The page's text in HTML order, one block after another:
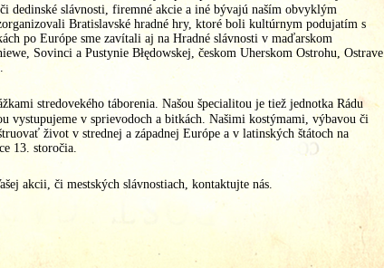
dedinské slávnosti, firemné akcie a iné bývajú naším obvyklým
Bratislavské hradné hry, ktoré boli kultúrnym podujatím s
po Európe sme zavítali aj na Hradné slávnosti v maďarskom
Sovinci a Pustynie Błędowskej, českom Uherskom Ostrohu, Ostrave
stredovekého táborenia. Našou špecialitou je tiež jednotka Rádu
vystupujeme v sprievodoch a bitkách. Našimi kostýmami, výbavou či
život v strednej a západnej Európe a v latinských štátoch na
13. storočia.
akcii, či mestských slávnostiach, kontaktujte nás.